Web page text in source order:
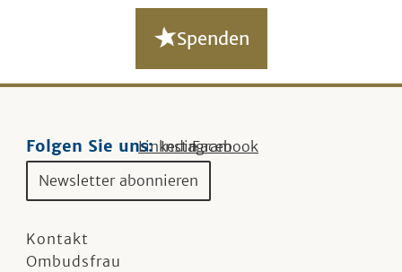
Spenden
Folgen Sie uns:Linkedin
Instagram
Facebook
Newsletter abonnieren
Kontakt
Ombudsfrau